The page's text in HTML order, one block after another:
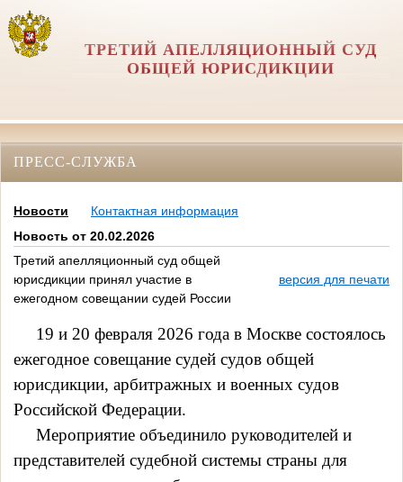
ТРЕТИЙ АПЕЛЛЯЦИОННЫЙ СУД
ОБЩЕЙ ЮРИСДИКЦИИ
ПРЕСС-СЛУЖБА
Новости
Контактная информация
Новость от 20.02.2026
Третий апелляционный суд общей
юрисдикции принял участие в
ежегодном совещании судей России
версия для печати
19 и 20 февраля 2026 года в Москве состоялось
ежегодное совещание судей судов общей
юрисдикции, арбитражных и военных судов
Российской Федерации.
Мероприятие объединило руководителей и
представителей судебной системы страны для